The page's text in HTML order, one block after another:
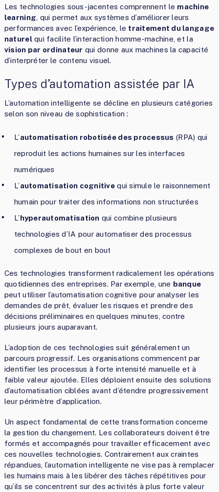
Les technologies sous-jacentes comprennent le machine
learning , qui permet aux systèmes d’améliorer leurs
performances avec l’expérience, le traitement du langage
naturelqui facilite l’interaction homme-machine, et la
vision par ordinateur qui donne aux machines la capacité
d’interpréter le contenu visuel.
Types d’automation assistée par IA
L’automation intelligente se décline en plusieurs catégories
selon son niveau de sophistication :
L’automatisation robotisée des processus (RPA) qui
reproduit les actions humaines sur les interfaces
numériques
L’automatisation cognitivequi simule le raisonnement
humain pour traiter des informations non structurées
L’hyperautomatisation qui combine plusieurs
technologies d’IA pour automatiser des processus
complexes de bout en bout
Ces technologies transforment radicalement les opérations
quotidiennes des entreprises. Par exemple, une banque
peut utiliser l’automatisation cognitive pour analyser les
demandes de prêt, évaluer les risques et prendre des
décisions préliminaires en quelques minutes, contre
plusieurs jours auparavant.
L’adoption de ces technologies suit généralement un
parcours progressif. Les organisations commencent par
identifier les processus à forte intensité manuelle et à
faible valeur ajoutée. Elles déploient ensuite des solutions
d’automatisation ciblées avant d’étendre progressivement
leur périmètre d’application.
Un aspect fondamental de cette transformation concerne
la gestion du changement. Les collaborateurs doivent être
formés et accompagnés pour travailler efficacement avec
ces nouvelles technologies. Contrairement aux craintes
répandues, l’automation intelligente ne vise pas à remplacer
les humains mais à les libérer des tâches répétitives pour
qu’ils se concentrent sur des activités à plus forte valeur